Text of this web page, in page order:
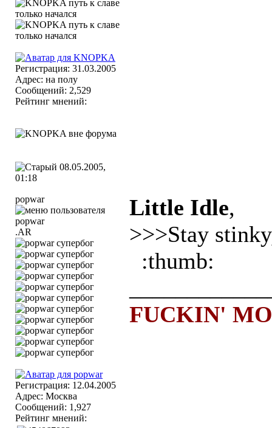
Регистрация: 31.03.2005
Адрес: на полу
Сообщений: 2,529
Рейтинг мнений:
08.05.2005,
01:18
popwar
.AR
Регистрация: 12.04.2005
Адрес: Москва
Сообщений: 1,927
Рейтинг мнений:
Little Idle,
>>>Stay
:thumb:
FUCKIN'